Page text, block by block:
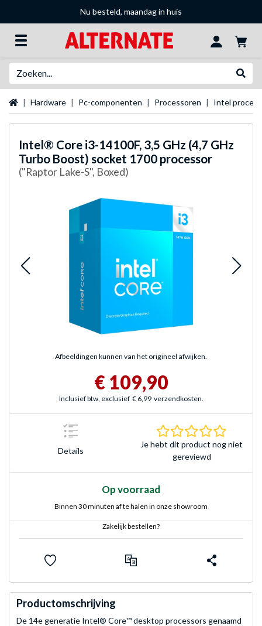
Nu besteld, maandag in huis
Startpagina
Hardware Pc-componenten Processoren Intel
Intel® Core i3-14100F, 3,5 GHz (4,7 GHz
Turbo Boost) socket 1700 processor
("Raptor Lake-S", Boxed)
Afbeeldingen kunnen van het origineel afwijken.
€ 109,90
Inclusief btw, exclusief € 6,99 verzendkosten.
Details
Je hebt dit product nog niet
gereviewd
Op voorraad
Binnen 30 minuten af te halen in onze showroom
Zakelijk bestellen?
Productomschrijving
De 14e generatie Intel® Core™ desktop processors genaamd